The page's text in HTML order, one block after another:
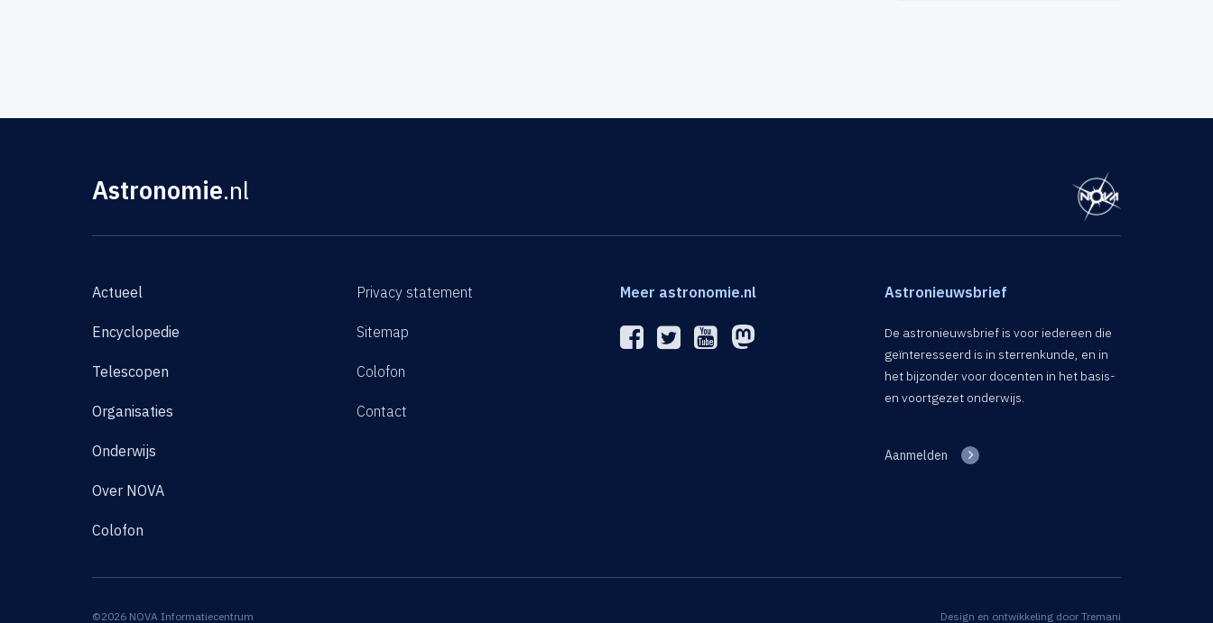
Astronomie.nl
Actueel
Encyclopedie
Telescopen
Organisaties
Onderwijs
Over NOVA
Colofon
Privacy statement
Sitemap
Colofon
Contact
Meer astronomie.nl Astronieuwsbrief
De astronieuwsbrief is voor iedereen die
geïnteresseerd is in sterrenkunde, en in
het bijzonder voor docenten in het basis-
en voortgezet onderwijs.
Aanmelden
©2026 NOVA Informatiecentrum Design en ontwikkeling door Tremani